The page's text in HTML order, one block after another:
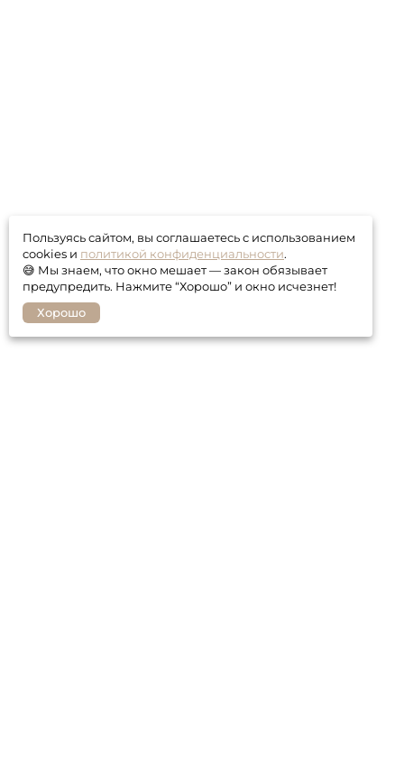
Пользуясь сайтом, вы соглашаетесь с использованием
cookies и политикой конфиденциальности.
😅 Мы знаем, что окно мешает — закон обязывает
предупредить. Нажмите “Хорошо” и окно исчезнет!
Хорошо